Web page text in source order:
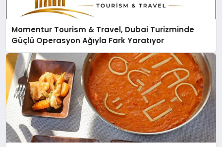
Momentur Tourism & Travel, Dubai Turizminde
Güçlü Operasyon Ağıyla Fark Yaratıyor